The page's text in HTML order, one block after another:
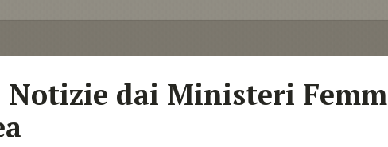
Notizie dai Ministeri